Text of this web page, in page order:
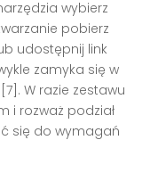
wybierz
pobierz
udostępnij link
zamyka się w
W razie zestawu
i rozważ podział
się do wymagań